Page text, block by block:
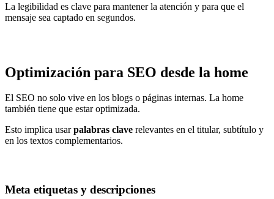
La legibilidad es clave para mantener la atención y para que el
mensaje sea captado en segundos.
Optimización para SEO desde la home
El SEO no solo vive en los blogs o páginas internas. La home
también tiene que estar optimizada.
Esto implica usarpalabras clave relevantes en el titular, subtítulo y
en los textos complementarios.
Meta etiquetas y descripciones